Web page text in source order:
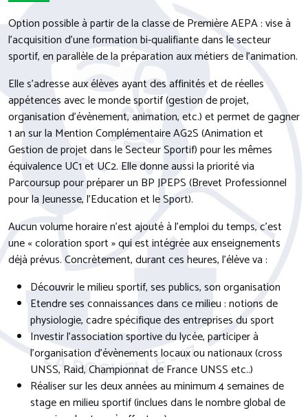
Option possible à partir de la classe de Première AEPA : vise à
l’acquisition d’une formation bi-qualifiante dans le secteur
sportif, en parallèle de la préparation aux métiers de l’animation.
Elle s’adresse aux élèves ayant des affinités et de réelles
appétences avec le monde sportif (gestion de projet,
organisation d’évènement, animation, etc.) et permet de gagner
1 an sur la Mention Complémentaire AG2S (Animation et
Gestion de projet dans le Secteur Sportif) pour les mêmes
équivalence UC1 et UC2. Elle donne aussi la priorité via
Parcoursup pour préparer un BP JPEPS (Brevet Professionnel
pour la Jeunesse, l’Education et le Sport).
Aucun volume horaire n’est ajouté à l’emploi du temps, c’est
une « coloration sport » qui est intégrée aux enseignements
déjà prévus. Concrètement, durant ces heures, l’élève va :
Découvrir le milieu sportif, ses publics, son organisation
Etendre ses connaissances dans ce milieu : notions de
physiologie, cadre spécifique des entreprises du sport
Investir l’association sportive du lycée, participer à
l’organisation d’évènements locaux ou nationaux (cross
UNSS, Raid, Championnat de France UNSS etc..)
Réaliser sur les deux années au minimum 4 semaines de
stage en milieu sportif (inclues dans le nombre global de